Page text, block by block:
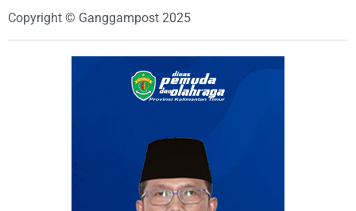
Copyright © Ganggampost 2025